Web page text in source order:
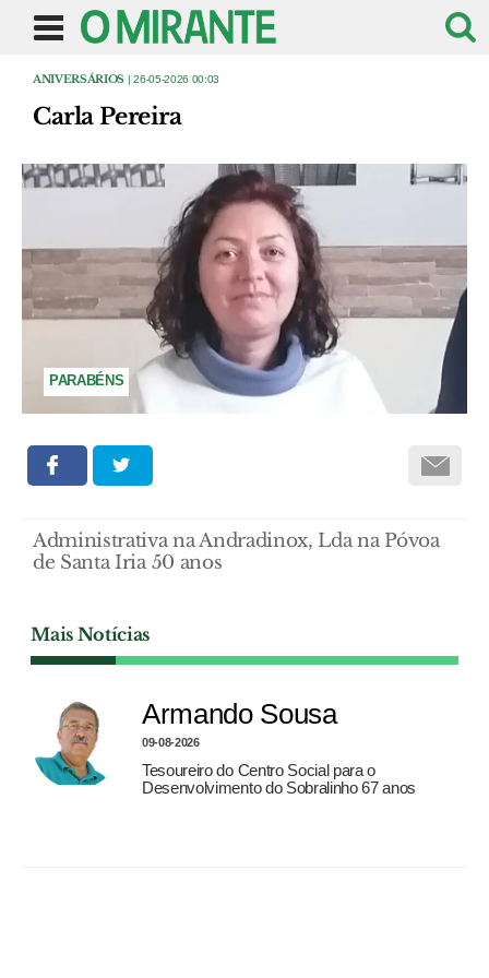
ANIVERSÁRIOS | 26-05-2026 00:03
Carla Pereira
PARABÉNS
Administrativa na Andradinox, Lda na Póvoa
de Santa Iria 50 anos
Mais Notícias
Armando Sousa
09-08-2026
Tesoureiro do Centro Social para o
Desenvolvimento do Sobralinho 67 anos